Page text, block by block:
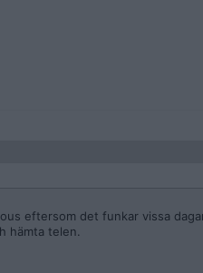
eftersom det funkar vissa
hämta telen.